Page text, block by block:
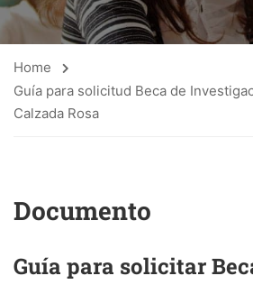
Home
Guía para solicitud Beca de
Calzada Rosa
Documento
Guía para solicitar